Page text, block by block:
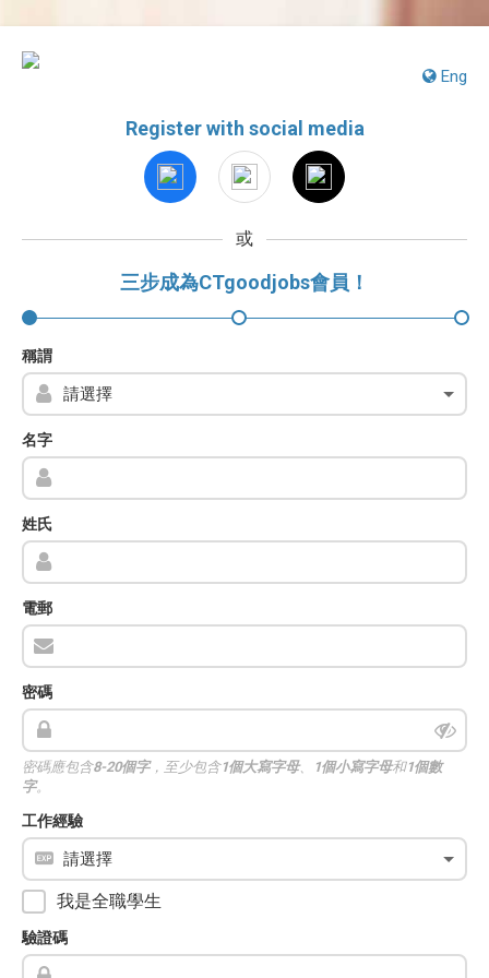
Eng
Register with social media
或
三步成為CTgoodjobs會員！
稱謂
名字
姓氏
電郵
密碼
密碼應包含8-20個字，至少包含1個大寫字母、 1個小寫字母和1個數
字。
工作經驗
我是全職學生
驗證碼